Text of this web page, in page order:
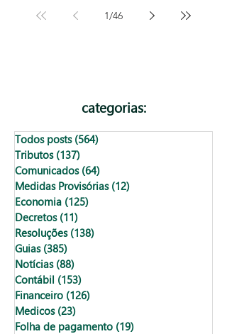
1/46
categorias:
Todos posts (564)
Tributos (137)
Comunicados (64)
Medidas Provisórias (12)
Economia (125)
Decretos (11)
Resoluções (138)
Guias (385)
Notícias (88)
Contábil (153)
Financeiro (126)
Medicos (23)
Folha de pagamento (19)